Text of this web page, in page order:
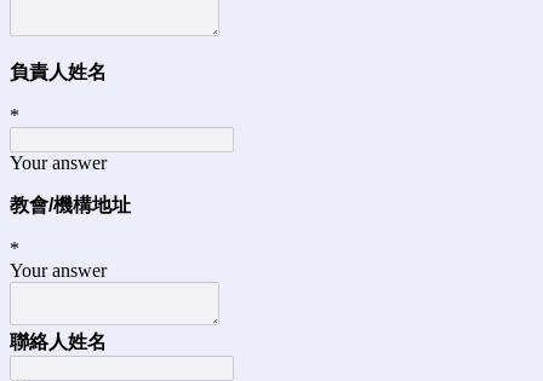
負責人姓名
*
Your answer
教會/機構地址
*
Your answer
聯絡人姓名